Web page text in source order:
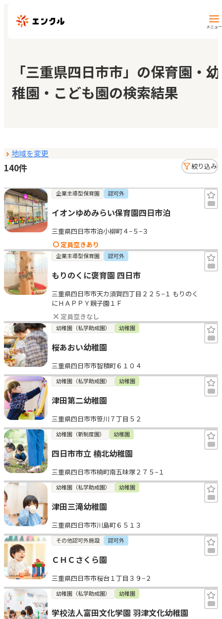
メニュー
保育園・幼稚園を探す
地図から探す
マイページ
お気に入り
見学日記
メッセージ
おすすめの園
エンクルの特徴と活用方法
コラム
お知らせ
「三重県四日市市」の保育園・幼
稚園・こども園の検索結果
地域を変更
140件 絞り込み
企業主導型保育園 認可外
イオンゆめみらい保育園四日市泊
三重県四日市市泊小柳町４−５−３
定員空きあり
企業主導型保育園 認可外
もりのくに褒育園 四日市
三重県四日市市天カ須賀四丁目２２５−１ もりのく
にＨＡＰＰＹ親子園１Ｆ
定員空きなし
幼稚園（私学助成園） 幼稚園
桜あおい幼稚園
三重県四日市市智積町６１０４
幼稚園（私学助成園） 幼稚園
津田第二幼稚園
三重県四日市市笹川７丁目５２
幼稚園（新制度園） 幼稚園
四日市市立 楠北幼稚園
三重県四日市市楠町南五味塚２７５−１
幼稚園（私学助成園） 幼稚園
津田三滝幼稚園
三重県四日市市川島町６５１３
その他認可外施設 認可外
ＣＨＣさくら園
三重県四日市市桜台１丁目３９−２
幼稚園（私学助成園） 幼稚園
学校法人富田文化学園 羽津文化幼稚園